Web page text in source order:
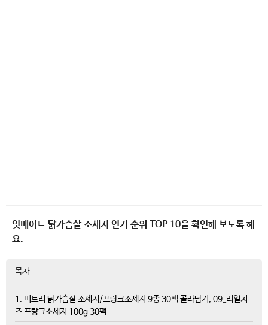
잇메이트 닭가슴살 소세지 인기 순위 TOP 10을 확인해 보도록 해
요.
목차
1. 미트리 닭가슴살 소세지/프랑크소세지 9종 30팩 골라담기, 09_리얼치
즈 프랑크소세지 100g 30팩